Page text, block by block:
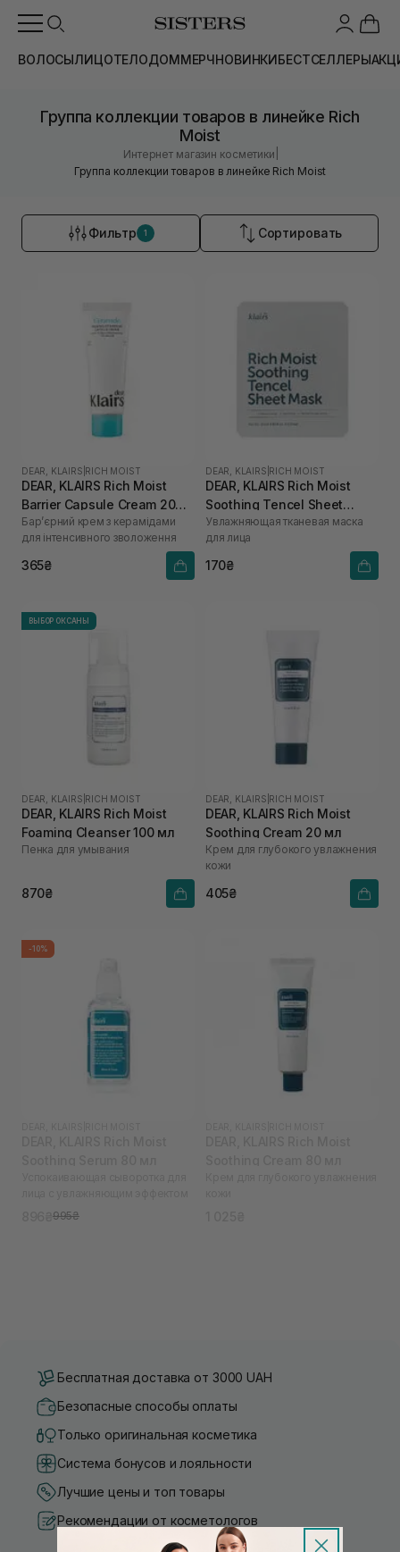
ВОЛОСЫЛИЦОТЕЛОДОММЕРЧНОВИНКИБЕСТСЕЛЛЕРЫ
Группа коллекции товаров в линейке Rich
Moist
Интернет магазин косметики
Группа коллекции товаров в линейке Rich Moist
Фильтр 1 Сортировать
DEAR, KLAIRS RICH MOIST
DEAR, KLAIRS Rich Moist
Barrier Capsule Cream 20
мл
Бар’єрний крем з керамідами
для інтенсивного зволоження
365₴
DEAR, KLAIRS RICH MOIST
DEAR, KLAIRS Rich Moist
Soothing Tencel Sheet
Mask 1 шт
Увлажняющая тканевая маска
для лица
170₴
ВЫБОР ОКСАНЫ
DEAR, KLAIRS RICH MOIST
DEAR, KLAIRS Rich Moist
Foaming Cleanser 100 мл
Пенка для умывания
870₴
DEAR, KLAIRS RICH MOIST
DEAR, KLAIRS Rich Moist
Soothing Cream 20 мл
Крем для глубокого увлажнения
кожи
405₴
-10%
995₴
Бесплатная доставка от 3000 UAH
Безопасные способы оплаты
Только оригинальная косметика
Система бонусов и лояльности
Лучшие цены и топ товары
Рекомендации от косметологов